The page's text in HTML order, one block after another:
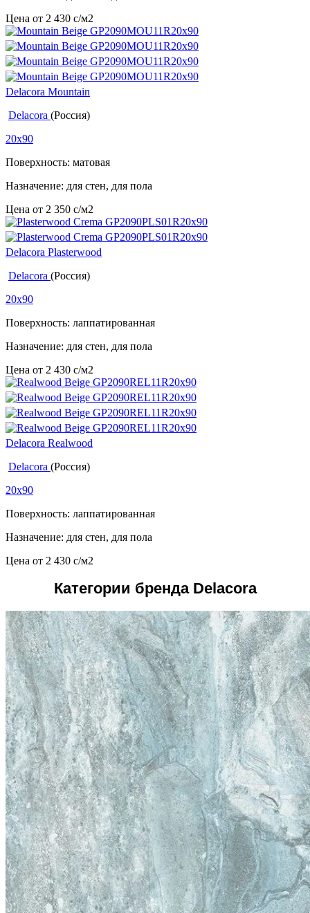
Цена от 2 430 c/м2
Delacora Mountain
Delacora (Россия)
20x90
Поверхность: матовая
Назначение: для стен, для пола
Цена от 2 350 c/м2
Delacora Plasterwood
Delacora (Россия)
20x90
Поверхность: лаппатированная
Назначение: для стен, для пола
Цена от 2 430 c/м2
Delacora Realwood
Delacora (Россия)
20x90
Поверхность: лаппатированная
Назначение: для стен, для пола
Цена от 2 430 c/м2
Категории бренда Delacora